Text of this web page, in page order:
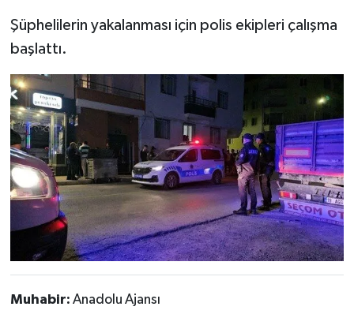
Şüphelilerin yakalanması için polis ekipleri çalışma
başlattı.
Muhabir: Anadolu Ajansı